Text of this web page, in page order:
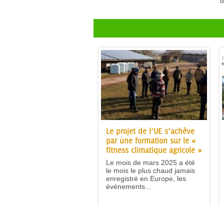
Le projet de l’UE s’achève
par une formation sur le «
fitness climatique agricole »
Le mois de mars 2025 a été
le mois le plus chaud jamais
enregistré en Europe, les
événements...